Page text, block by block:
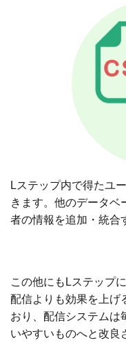
Lステップ内で得たユ
きます。他のデータベ
者の情報を追加・統合
この他にもLステップ
配信よりも効果を上げ
おり、配信システムは
いやすいものへと改良